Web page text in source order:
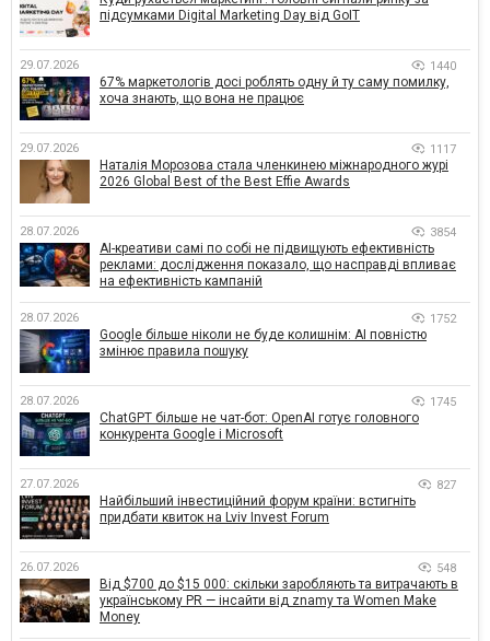
підсумками Digital Marketing Day від GoIT
29.07.2026 1440
67% маркетологів досі роблять одну й ту саму помилку,
хоча знають, що вона не працює
29.07.2026 1117
Наталія Морозова стала членкинею міжнародного журі
2026 Global Best of the Best Effie Awards
28.07.2026 3854
AI-креативи самі по собі не підвищують ефективність
реклами: дослідження показало, що насправді впливає
на ефективність кампаній
28.07.2026 1752
Google більше ніколи не буде колишнім: AI повністю
змінює правила пошуку
28.07.2026 1745
ChatGPT більше не чат-бот: OpenAI готує головного
конкурента Google і Microsoft
27.07.2026 827
Найбільший інвестиційний форум країни: встигніть
придбати квиток на Lviv Invest Forum
26.07.2026 548
Від $700 до $15 000: скільки заробляють та витрачають в
українському PR — інсайти від znamy та Women Make
Money